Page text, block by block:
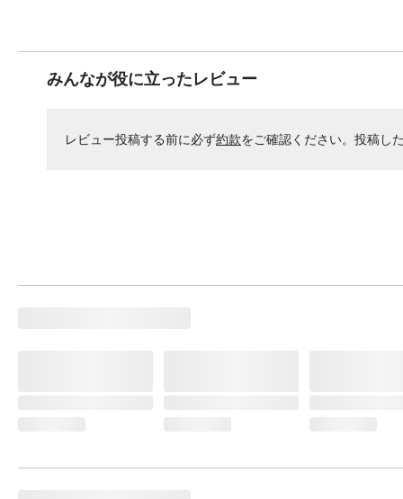
みんなが役に立ったレビュー
レビュー投稿する前に必ず約款をご確認ください。投稿し